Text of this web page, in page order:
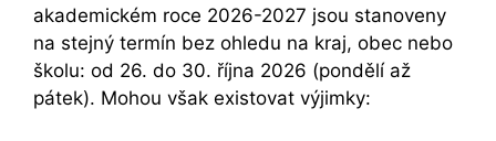
akademickém roce 2026-2027 jsou stanoveny
na stejný termín bez ohledu na kraj, obec nebo
školu: od 26. do 30. října 2026 (pondělí až
pátek). Mohou však existovat výjimky: